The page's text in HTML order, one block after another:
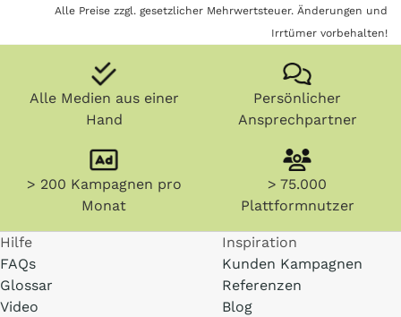
Alle Preise zzgl. gesetzlicher Mehrwertsteuer. Änderungen und
Irrtümer vorbehalten!
Alle Medien aus einer
Hand
Persönlicher
Ansprechpartner
> 200 Kampagnen pro
Monat
> 75.000
Plattformnutzer
Hilfe
FAQs
Glossar
Video
Inspiration
Kunden Kampagnen
Referenzen
Blog